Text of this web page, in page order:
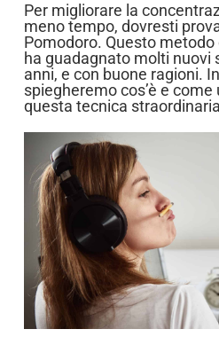
Per migliorare la
meno tempo, dovresti
Pomodoro. Questo
ha guadagnato molti nuovi
anni, e con buone ragioni.
spiegheremo cos’è e
questa tecnica